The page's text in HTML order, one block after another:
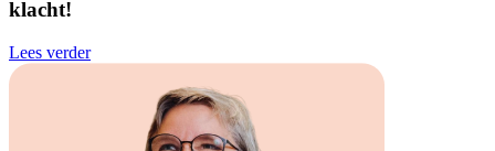
klacht!
Lees verder